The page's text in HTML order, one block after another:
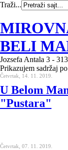
Traži...
BELI
Jozsefa Antala 3 -
Prikazujem sadržaj
Četvrtak, 14. 11. 2019.
U Belom
"Pustara"
Četvrtak, 07. 11. 2019.